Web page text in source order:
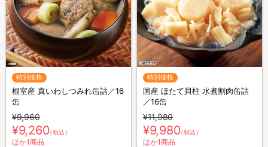
特別価格
根室産 真いわしつみれ缶詰／16
缶
¥9,960
¥9,260（税込）
ほか1商品
特別価格
国産 ほたて貝柱 水煮割肉缶詰
／16缶
¥11,980
¥9,980（税込）
ほか1商品